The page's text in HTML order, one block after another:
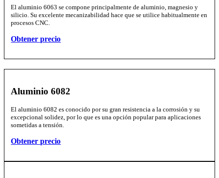
El aluminio 6063 se compone principalmente de aluminio, magnesio y
silicio. Su excelente mecanizabilidad hace que se utilice habitualmente en
procesos CNC.
Obtener precio
Aluminio 6082
El aluminio 6082 es conocido por su gran resistencia a la corrosión y su
excepcional solidez, por lo que es una opción popular para aplicaciones
sometidas a tensión.
Obtener precio